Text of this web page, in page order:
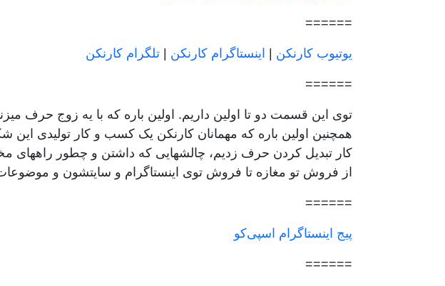
======
یوتیوب کارنکن | اینستاگرام کارنکن | تلگرام کارنکن
======
توی این قسمت دو تا اولین داریم. اولین باره که با یه زوج حرف
همچنین اولین باره که مهمانان کارنکن یک کسب و کار تولیدی
کار تبدیل کردن حرف زدیم، چالشهایی که داشتن و چطور راههای
از فروش تو مغازه تا فروش توی اینستاگرام و سایتشون و
======
پیج اینستاگرام اسپی‌کو
======